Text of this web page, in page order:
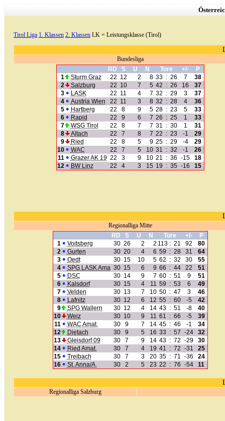
Tirol Liga 1. Klassen 2. Klassen LK = Leistungsklasse (Tirol)
Bundesliga
RD
S U N Tore +/-
P
1
Sturm Graz 22 12 2 8 33 : 26 7
38
2
Salzburg 22 10 7 5 42 : 26 16
37
3
LASK 22 11 4 7 32 : 29 3
37
4
Austria Wien 22 11 3 8 32 : 28 4
36
5
Hartberg 22 8 9 5 28 : 23 5
33
6
Rapid 22 9 6 7 26 : 25 1
33
7
WSG Tirol 22 8 7 7 31 : 30 1
31
8
Altach 22 7 8 7 22 : 23 -1
29
9
Ried 22 8 5 9 25 : 29 -4
29
10
WAC 22 7 5 10 31 : 32 -1
26
11
Grazer AK 19 22 3 9 10 21 : 36 -15
18
12
BW Linz 22 4 3 15 19 : 35 -16 15
Regionalliga Mitte
RD
S U N Tore +/-
P
1
Voitsberg 30 26 2 2 113 : 21 92
80
2
Gurten 30 20 4 6 59 : 28 31
64
3
Oedt 30 15 10 5 62 : 32 30
55
4
SPG LASK Ama 30 15 6 9 66 : 44 22
51
5
DSC 30 14 9 7 60 : 51 9
51
6
Kalsdorf 30 15 4 11 59 : 53 6
49
7
Velden 30 13 7 10 50 : 47 3
46
8
Lafnitz 30 12 6 12 55 : 60 -5
42
9
SPG Wallern 30 12 4 14 43 : 51 -8
40
10
Weiz 30 10 9 11 61 : 66 -5
39
11
WAC Amat. 30 9 7 14 45 : 46 -1
34
12
Dietach 30 9 5 16 33 : 57 -24
32
13
Gleisdorf 09 30 7 9 14 43 : 72 -29
30
14
Ried Amat. 30 7 4 19 41 : 72 -31
25
15
Treibach 30 7 3 20 35 : 71 -36
24
16
St. Anna/A. 30 2 5 23 22 : 76 -54 11
Regionalliga Salzburg